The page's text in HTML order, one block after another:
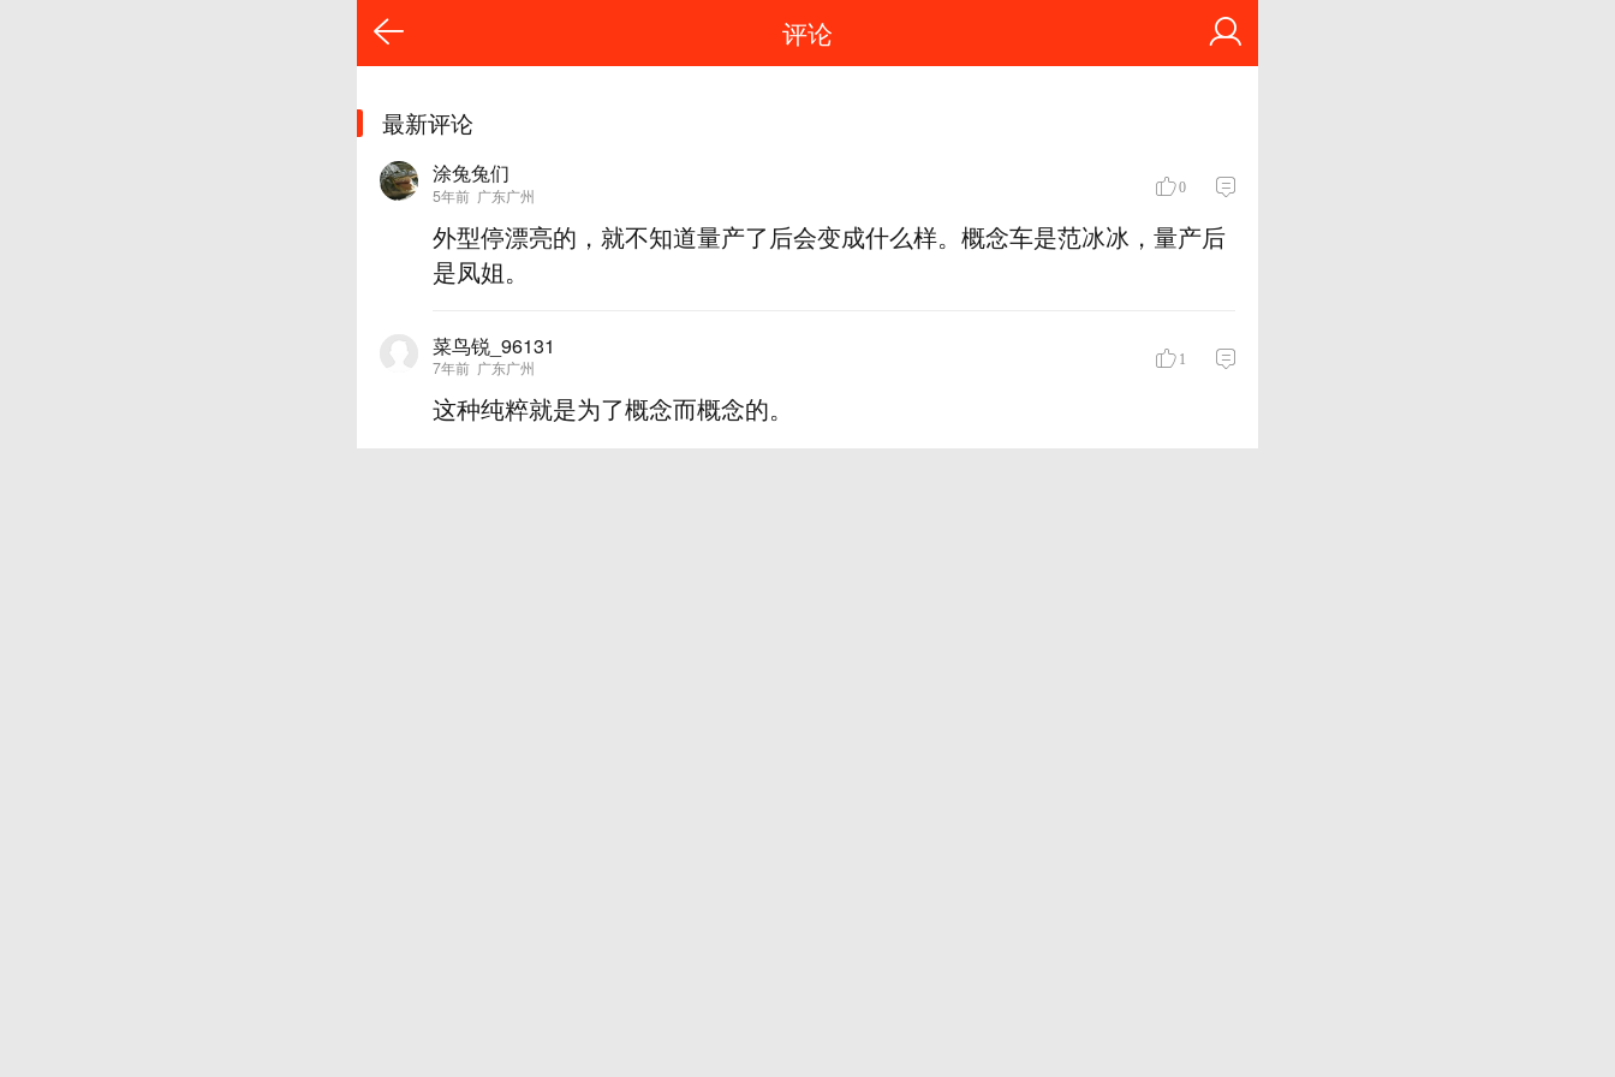
评论
最新评论
涂兔兔们
5年前 广东广州 0
外型停漂亮的，就不知道量产了后会变成什么样。概念车是范冰冰，量产后
是凤姐。
菜鸟锐_96131
7年前 广东广州 1
这种纯粹就是为了概念而概念的。